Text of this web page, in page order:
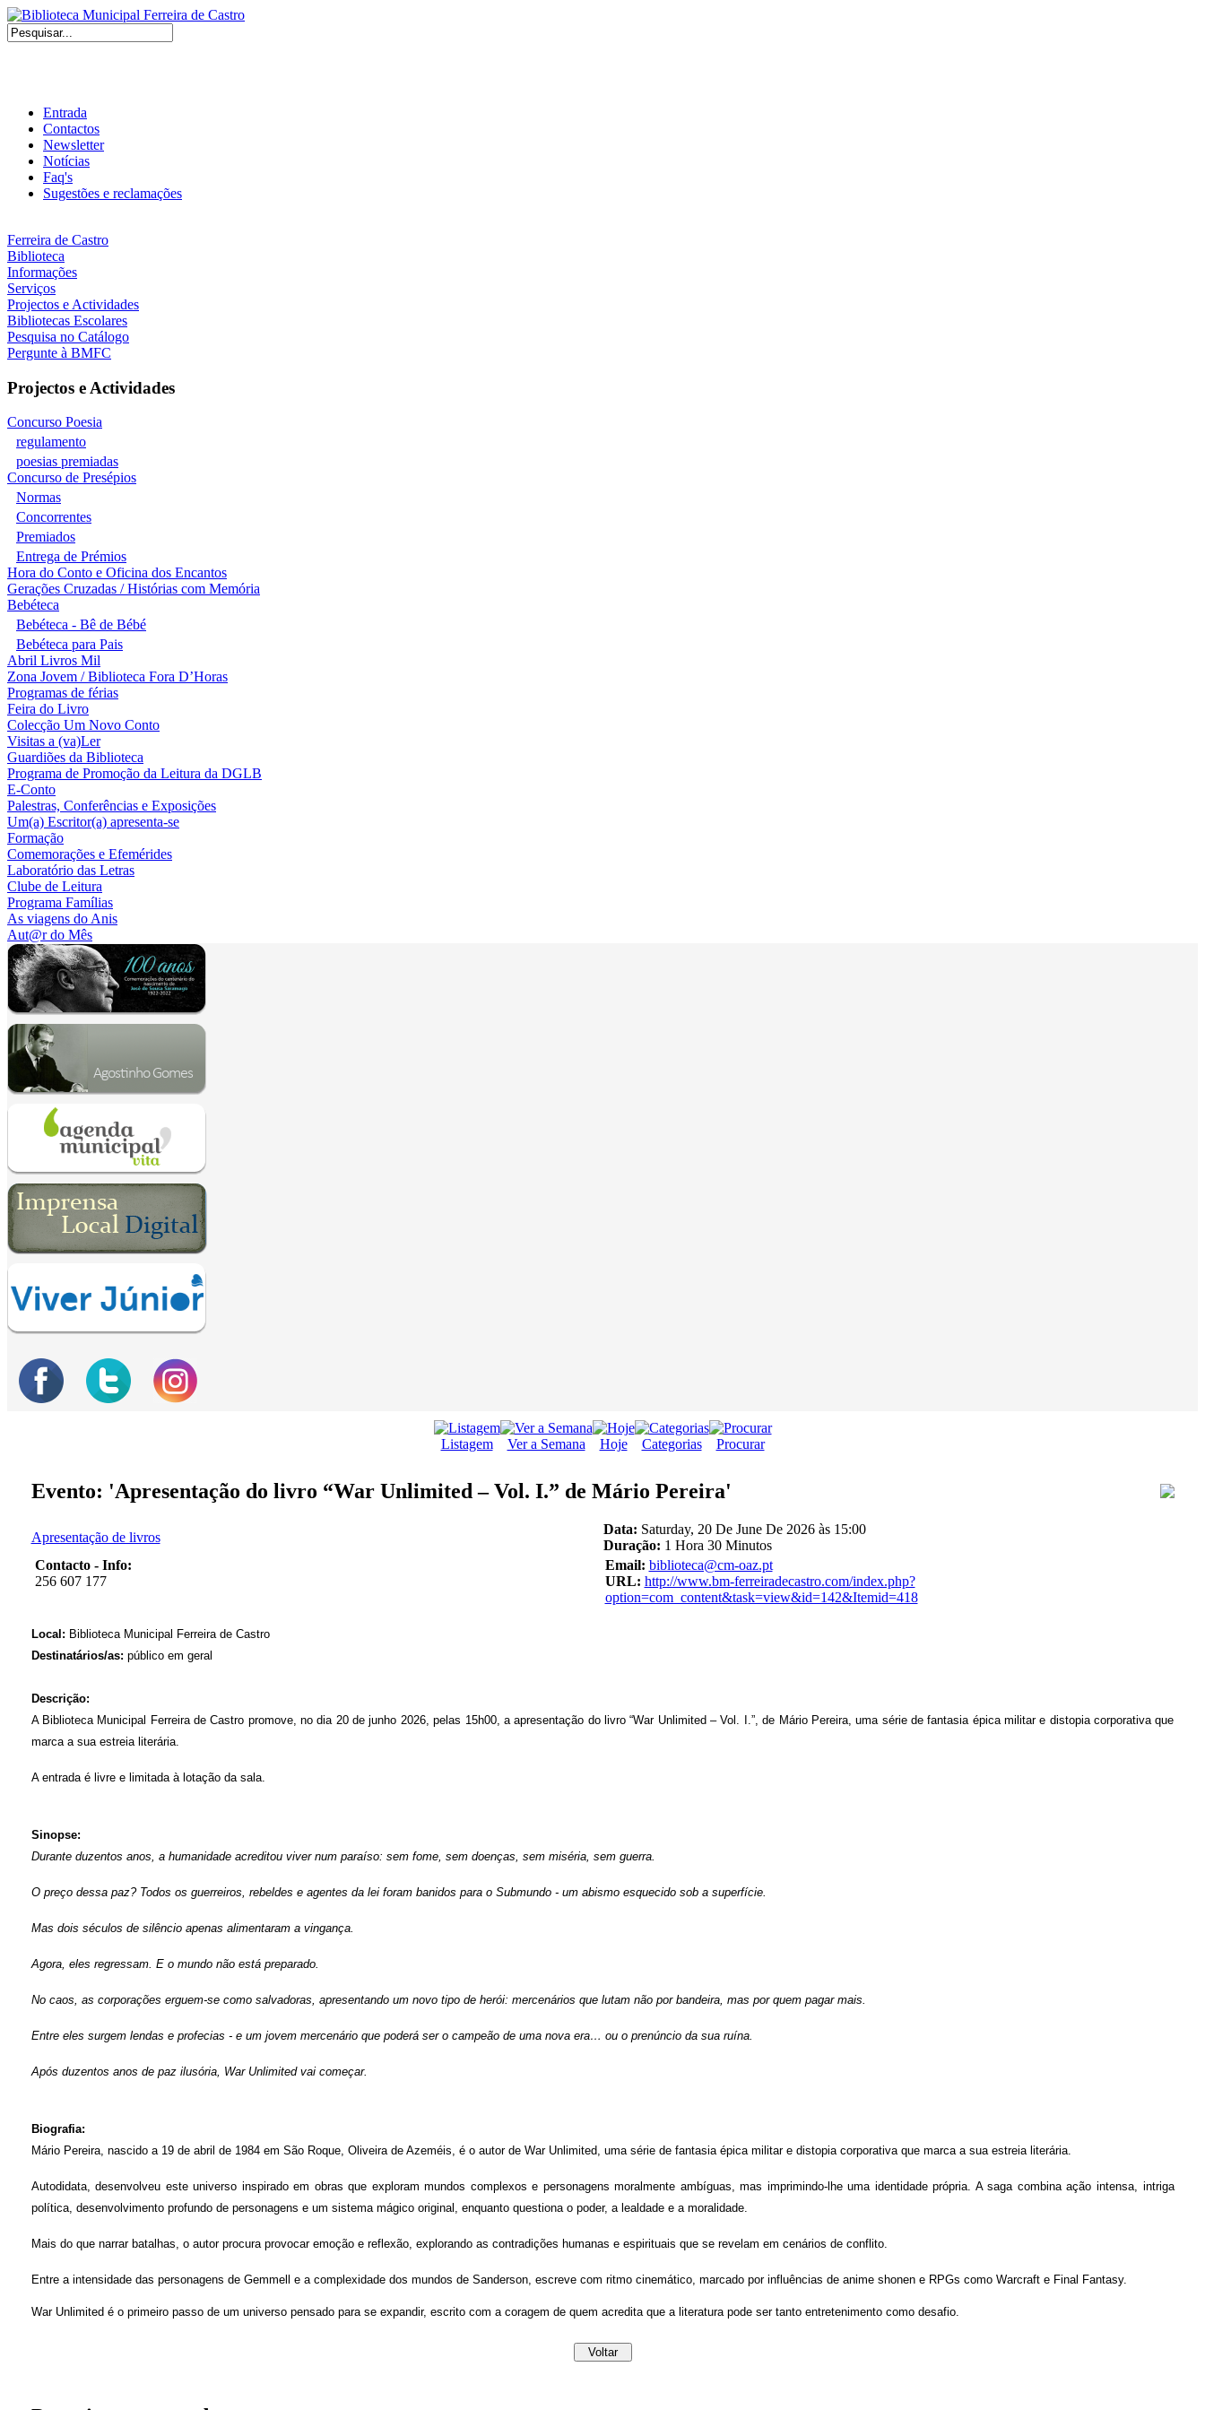
Entrada
Contactos
Newsletter
Notícias
Faq's
Sugestões e reclamações
Ferreira de Castro
Biblioteca
Informações
Serviços
Projectos e Actividades
Bibliotecas Escolares
Pesquisa no Catálogo
Pergunte à BMFC
Projectos e Actividades
Concurso Poesia
regulamento
poesias premiadas
Concurso de Presépios
Normas
Concorrentes
Premiados
Entrega de Prémios
Hora do Conto e Oficina dos Encantos
Gerações Cruzadas / Histórias com Memória
Bebéteca
Bebéteca - Bê de Bébé
Bebéteca para Pais
Abril Livros Mil
Zona Jovem / Biblioteca Fora D’Horas
Programas de férias
Feira do Livro
Colecção Um Novo Conto
Visitas a (va)Ler
Guardiões da Biblioteca
Programa de Promoção da Leitura da DGLB
E-Conto
Palestras, Conferências e Exposições
Um(a) Escritor(a) apresenta-se
Formação
Comemorações e Efemérides
Laboratório das Letras
Clube de Leitura
Programa Famílias
As viagens do Anis
Aut@r do Mês
Listagem Ver a Semana Hoje Categorias Procurar
Evento: 'Apresentação do livro “War Unlimited – Vol. I.” de Mário Pereira'
Apresentação de livros
Data: Saturday, 20 De June De 2026 às 15:00
Duração: 1 Hora 30 Minutos
Contacto - Info:
256 607 177
Email: biblioteca@cm-oaz.pt
URL: http://www.bm-ferreiradecastro.com/index.php?
option=com_content&task=view&id=142&Itemid=418
Local: Biblioteca Municipal Ferreira de Castro
Destinatários/as: público em geral
Descrição:
A Biblioteca Municipal Ferreira de Castro promove, no dia 20 de junho 2026, pelas 15h00, a apresentação do livro “War Unlimited – Vol. I.”, de Mário Pereira, uma série de fantasia épica militar e distopia corporativa que
marca a sua estreia literária.
A entrada é livre e limitada à lotação da sala.
Sinopse:
Durante duzentos anos, a humanidade acreditou viver num paraíso: sem fome, sem doenças, sem miséria, sem guerra.
O preço dessa paz? Todos os guerreiros, rebeldes e agentes da lei foram banidos para o Submundo - um abismo esquecido sob a superfície.
Mas dois séculos de silêncio apenas alimentaram a vingança.
Agora, eles regressam. E o mundo não está preparado.
No caos, as corporações erguem-se como salvadoras, apresentando um novo tipo de herói: mercenários que lutam não por bandeira, mas por quem pagar mais.
Entre eles surgem lendas e profecias - e um jovem mercenário que poderá ser o campeão de uma nova era… ou o prenúncio da sua ruína.
Após duzentos anos de paz ilusória, War Unlimited vai começar.
Biografia:
Mário Pereira, nascido a 19 de abril de 1984 em São Roque, Oliveira de Azeméis, é o autor de War Unlimited, uma série de fantasia épica militar e distopia corporativa que marca a sua estreia literária.
Autodidata, desenvolveu este universo inspirado em obras que exploram mundos complexos e personagens moralmente ambíguas, mas imprimindo-lhe uma identidade própria. A saga combina ação intensa, intriga
política, desenvolvimento profundo de personagens e um sistema mágico original, enquanto questiona o poder, a lealdade e a moralidade.
Mais do que narrar batalhas, o autor procura provocar emoção e reflexão, explorando as contradições humanas e espirituais que se revelam em cenários de conflito.
Entre a intensidade das personagens de Gemmell e a complexidade dos mundos de Sanderson, escreve com ritmo cinemático, marcado por influências de anime shonen e RPGs como Warcraft e Final Fantasy.
War Unlimited é o primeiro passo de um universo pensado para se expandir, escrito com a coragem de quem acredita que a literatura pode ser tanto entretenimento como desafio.